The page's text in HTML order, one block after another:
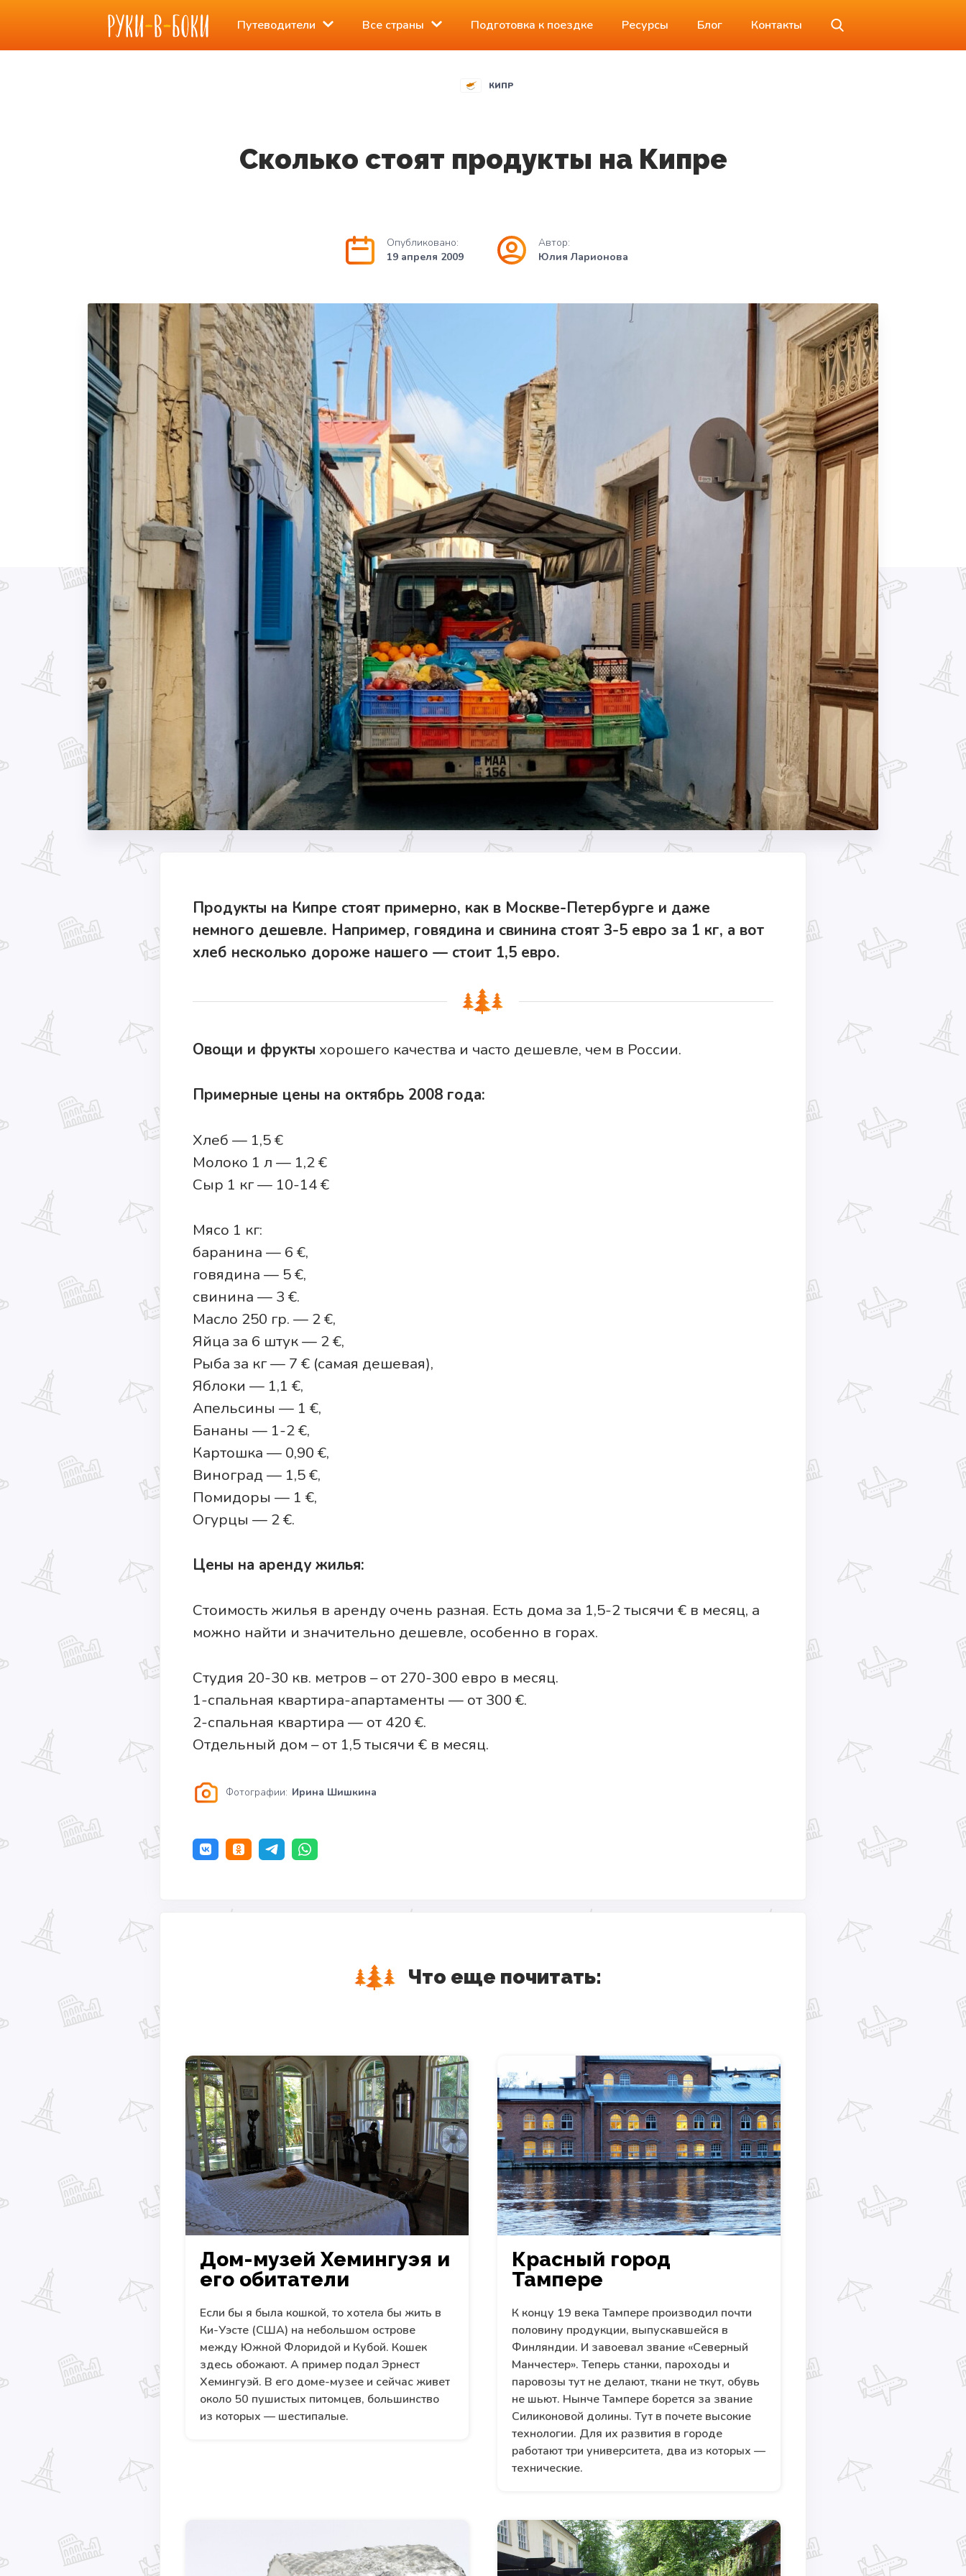
Путеводители Все страны Подготовка к поездке Ресурсы Блог Контакты
КИПР
Сколько стоят продукты на Кипре
Опубликовано:
19 апреля 2009
Автор:
Юлия Ларионова
Продукты на Кипре стоят примерно, как в Москве-Петербурге и даже
немного дешевле. Например, говядина и свинина стоят 3-5 евро за 1 кг, а вот
хлеб несколько дороже нашего — стоит 1,5 евро.
Овощи и фрукты хорошего качества и часто дешевле, чем в России.
Примерные цены на октябрь 2008 года:
Хлеб — 1,5 €
Молоко 1 л — 1,2 €
Сыр 1 кг — 10-14 €
Мясо 1 кг:
баранина — 6 €,
говядина — 5 €,
свинина — 3 €.
Масло 250 гр. — 2 €,
Яйца за 6 штук — 2 €,
Рыба за кг — 7 € (самая дешевая),
Яблоки — 1,1 €,
Апельсины — 1 €,
Бананы — 1-2 €,
Картошка — 0,90 €,
Виноград — 1,5 €,
Помидоры — 1 €,
Огурцы — 2 €.
Цены на аренду жилья:
Стоимость жилья в аренду очень разная. Есть дома за 1,5-2 тысячи € в месяц, а
можно найти и значительно дешевле, особенно в горах.
Студия 20-30 кв. метров – от 270-300 евро в месяц.
1-спальная квартира-апартаменты — от 300 €.
2-спальная квартира — от 420 €.
Отдельный дом – от 1,5 тысячи € в месяц.
Фотографии: Ирина Шишкина
Что еще почитать:
Дом-музей Хемингуэя и
его обитатели
Если бы я была кошкой, то хотела бы жить в
Ки-Уэсте (США) на небольшом острове
между Южной Флоридой и Кубой. Кошек
здесь обожают. А пример подал Эрнест
Хемингуэй. В его доме-музее и сейчас живет
около 50 пушистых питомцев, большинство
из которых — шестипалые.
Красный город
Тампере
К концу 19 века Тампере производил почти
половину продукции, выпускавшейся в
Финляндии. И завоевал звание «Северный
Манчестер». Теперь станки, пароходы и
паровозы тут не делают, ткани не ткут, обувь
не шьют. Нынче Тампере борется за звание
Силиконовой долины. Тут в почете высокие
технологии. Для их развития в городе
работают три университета, два из которых —
технические.